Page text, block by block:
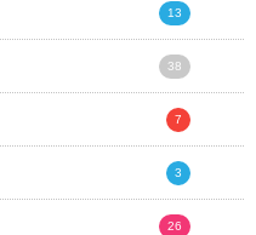
13
38
7
3
26